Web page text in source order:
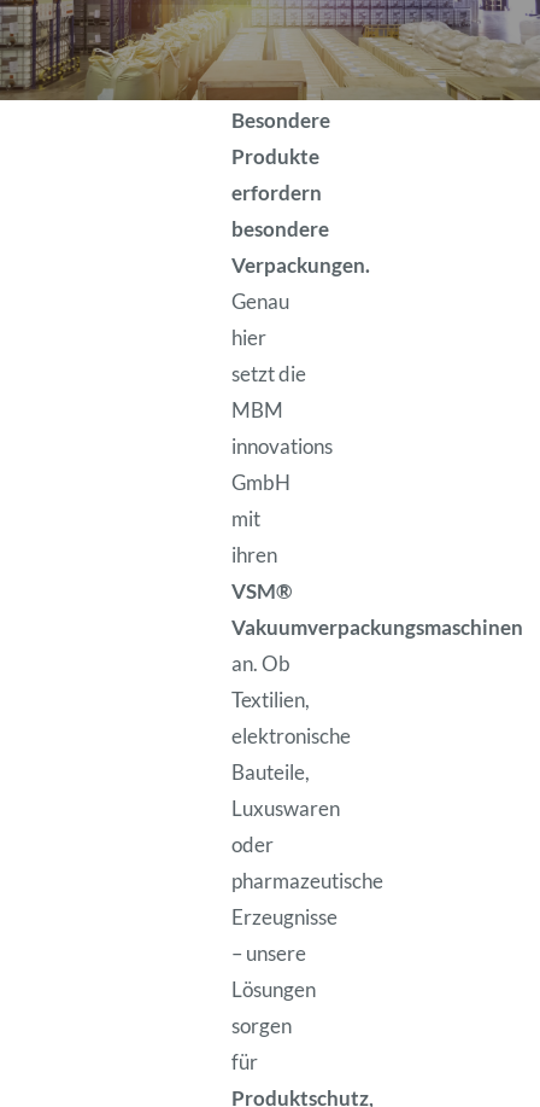
Nachhaltigkeit
Unternehmen
News
Besondere
Produkte
erfordern
besondere
Verpackungen.
Genau
hier
setzt die
MBM
innovations
GmbH
mit
ihren
VSM®
Vakuumverpackungsmaschinen
an. Ob
Textilien,
elektronische
Bauteile,
Luxuswaren
oder
pharmazeutische
Erzeugnisse
– unsere
Lösungen
sorgen
für
Produktschutz,